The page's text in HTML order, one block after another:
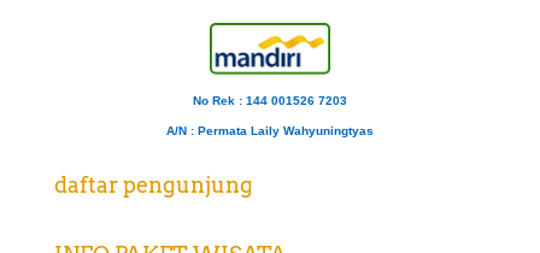
No Rek : 144 001526 7203
A/N : Permata Laily Wahyuningtyas
daftar pengunjung